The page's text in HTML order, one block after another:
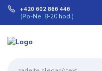
+420 602 866 446
(Po-Ne, 8-20 hod.)